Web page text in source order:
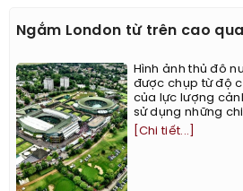
Ngắm London từ trên cao
Hình ảnh thủ đô
được chụp từ độ
của lực lượng
sử dụng những
[Chi tiết...]